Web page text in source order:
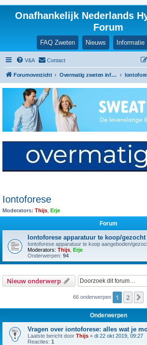
Onafhankelijk Nederlands
Forum
FAQ Zweten Nieuws Informatie
V&A Contact
Forumoverzicht Overmatig zweten informatie en ervaringen
Iontoforese
Moderators: Thijs Erje
Forum
Iontoforese apparatuur te koop/gezocht
Iontoforese apparatuur te koop aangeboden/
Moderators: Thijs Erje
Onderwerpen: 94
Nieuw onderwerp
66 onderwerpen 1 2
Onderwerpen
Vragen over iontoforese: alles wat je
Laatste bericht door Thijs « di 22 okt 2019, 09:27
Reacties: 1